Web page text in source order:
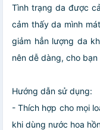
Tình trạng da được
cảm thấy da mình
giảm hẳn lượng da
nên dễ dàng, cho
Hướng dẫn sử dụng:
- Thích hợp cho mọi
khi dùng nước hoa